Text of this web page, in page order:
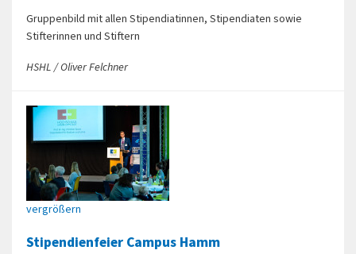
Gruppenbild mit allen Stipendiatinnen, Stipendiaten sowie
Stifterinnen und Stiftern
HSHL / Oliver Felchner
vergrößern
Stipendienfeier Campus Hamm